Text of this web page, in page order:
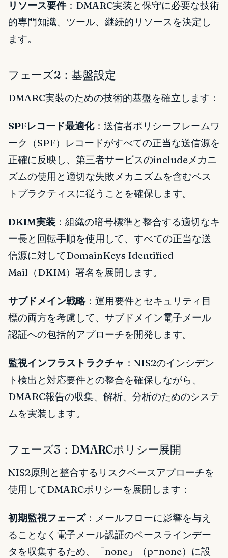
リソース要件：DMARC実装と保守に必要な技術
的専門知識、ツール、継続的リソースを決定し
ます。
フェーズ2：基盤設定
DMARC実装のための技術的基盤を確立します：
SPFレコード最適化：送信者ポリシーフレームワ
ーク（SPF）レコードがすべての正当な送信源を
正確に反映し、第三者サービスのincludeメカニ
ズムの使用と適切な失敗メカニズムを含むベス
トプラクティスに従うことを確保します。
DKIM実装 ：組織の暗号標準と整合する適切なキ
ー長と回転手順を使用して、すべての正当な送
信源に対してDomainKeys Identified
Mail（DKIM）署名を展開します。
サブドメイン戦略：運用要件とセキュリティ目
標の両方を考慮して、サブドメイン電子メール
認証への包括的アプローチを開発します。
監視インフラストラクチャ ：NIS2のインシデン
ト検出と対応要件との整合を確保しながら、
DMARC報告の収集、解析、分析のためのシステ
ムを実装します。
フェーズ3：DMARCポリシー展開
NIS2原則と整合するリスクベースアプローチを
使用してDMARCポリシーを展開します：
初期監視フェーズ：メールフローに影響を与え
ることなく電子メール認証のベースラインデー
タを収集するため、「none」（p=none）に設